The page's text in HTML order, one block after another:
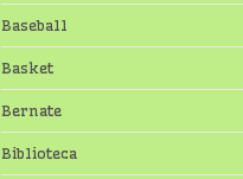
Baseball
Basket
Bernate
Biblioteca